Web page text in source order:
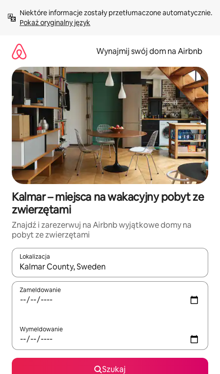
treści Pokaż oryginalny język
Wynajmij swój dom na Airbnb
Kalmar – miejsca na wakacyjny pobyt ze
zwierzętami
Znajdź i zarezerwuj na Airbnb wyjątkowe domy na
pobyt ze zwierzętami
Lokalizacja
Gdy wyniki będą dostępne, możesz poruszać się po nich za
Zameldowanie
Wymeldowanie
Szukaj